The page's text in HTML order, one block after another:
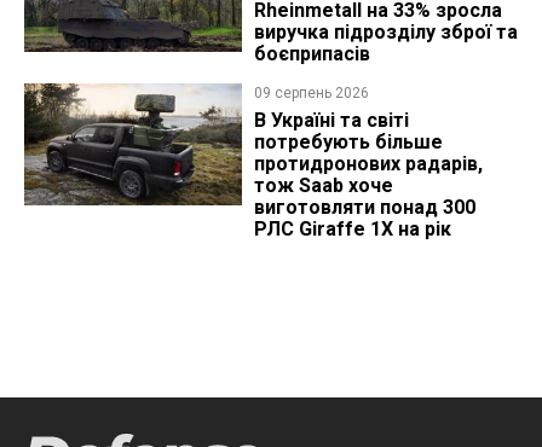
Rheinmetall на 33% зросла
виручка підрозділу зброї та
боєприпасів
09 серпень 2026
В Україні та світі
потребують більше
протидронових радарів,
тож Saab хоче
виготовляти понад 300
РЛС Giraffe 1X на рік